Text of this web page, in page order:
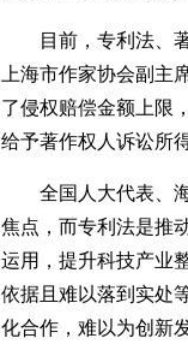
目前，专利法、著
上海市作家协会副
了侵权赔偿金额上限
给予著作权人诉讼所
全国人大代表、海
焦点，而专利法是推
运用，提升科技产业
依据且难以落到实处
化合作，难以为创新